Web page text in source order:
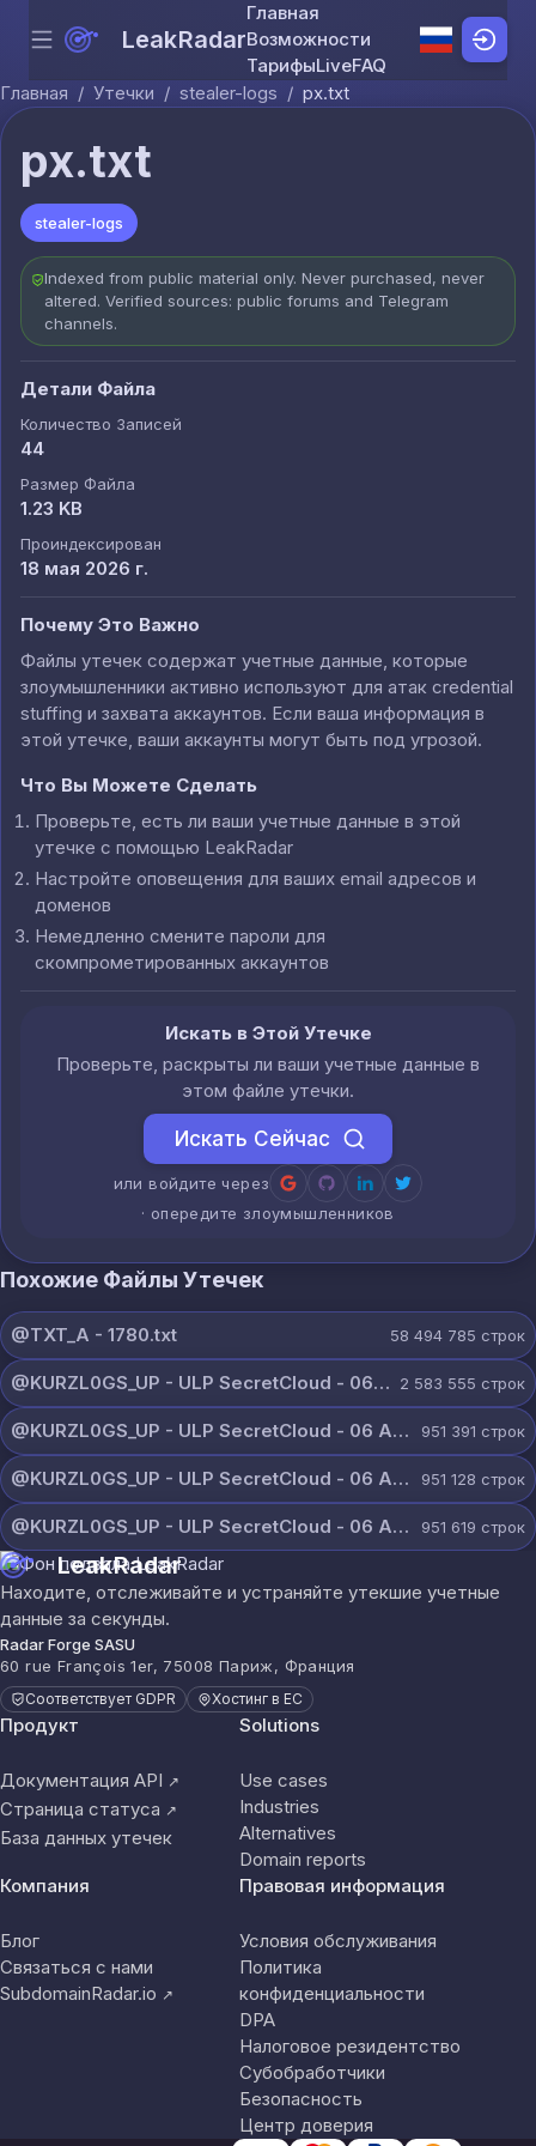
Skip to content
Menu LeakRadar
Главная
Возможности
ТарифыLiveFAQ
Главная / Утечки / stealer-logs / px.txt
px.txt
stealer-logs
Indexed from public material only. Never purchased, never
altered. Verified sources: public forums and Telegram
channels.
Детали Файла
Количество Записей
44
Размер Файла
1.23 KB
Проиндексирован
18 мая 2026 г.
Почему Это Важно
Файлы утечек содержат учетные данные, которые
злоумышленники активно используют для атак credential
stuffing и захвата аккаунтов. Если ваша информация в
этой утечке, ваши аккаунты могут быть под угрозой.
Что Вы Можете Сделать
Проверьте, есть ли ваши учетные данные в этой
утечке с помощью LeakRadar
Настройте оповещения для ваших email адресов и
доменов
Немедленно смените пароли для
скомпрометированных аккаунтов
Искать в Этой Утечке
Проверьте, раскрыты ли ваши учетные данные в
этом файле утечки.
Искать Сейчас
или войдите через
· опередите злоумышленников
Похожие Файлы Утечек
@TXT_A - 1780.txt 58 494 785 строк
@KURZL0GS_UP - ULP SecretCloud - 06 August 2026.txt 2 583 555 строк
@KURZL0GS_UP - ULP SecretCloud - 06 August 2026 (9).txt 951 391 строк
@KURZL0GS_UP - ULP SecretCloud - 06 August 2026 (8).txt 951 128 строк
@KURZL0GS_UP - ULP SecretCloud - 06 August 2026 (7).txt 951 619 строк
LeakRadar
Находите, отслеживайте и устраняйте утекшие учетные
данные за секунды.
Radar Forge SASU
60 rue François 1er, 75008 Париж, Франция
Соответствует GDPR Хостинг в ЕС
Продукт
Документация API ↗
Страница статуса ↗
База данных утечек
Solutions
Use cases
Industries
Alternatives
Domain reports
Компания
Блог
Связаться с нами
SubdomainRadar.io ↗
Правовая информация
Условия обслуживания
Политика
конфиденциальности
DPA
Налоговое резидентство
Субобработчики
Безопасность
Центр доверия